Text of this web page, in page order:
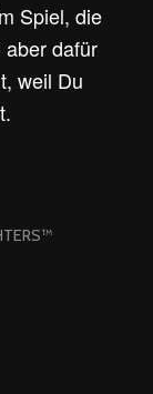
Spiel, die
dafür
weil Du